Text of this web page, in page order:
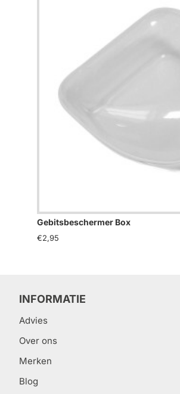
Gebitsbeschermer Box
€2,95
INFORMATIE
Advies
Over ons
Merken
Blog